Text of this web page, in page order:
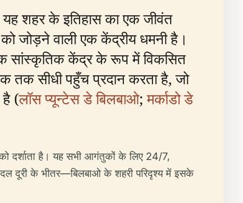
यह शहर के इतिहास का एक जीवंत
जोड़ने वाली एक केंद्रीय धमनी है।
सांस्कृतिक केंद्र के रूप में विकसित
तक सीधी पहुँच प्रदान करता है, जो
है (लॉस प्यून्टेस डे बिलबाओ;मर्काडो डे
दर्शाता है। यह सभी आगंतुकों के लिए 24/7,
दूरी के भीतर—बिलबाओ के शहरी परिदृश्य में इसके